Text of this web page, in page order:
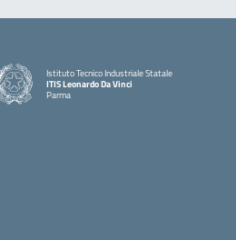
Istituto Tecnico Industriale Statale
ITIS Leonardo Da Vinci
Parma